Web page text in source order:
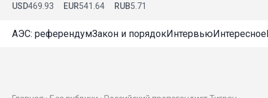
USD469.93 EUR541.64 RUB5.71
АЭС: референдумЗакон и порядокИнтервьюИнтересное